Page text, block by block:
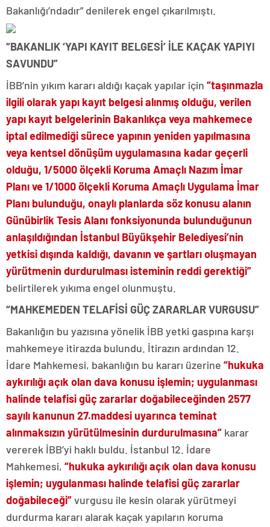
Bakanlığı’ndadır” denilerek engel çıkarılmıştı.
“BAKANLIK ‘YAPI KAYIT BELGESİ’ İLE KAÇAK YAPIYI
SAVUNDU”
İBB’nin yıkım kararı aldığı kaçak yapılar için “taşınmazla
ilgili olarak yapı kayıt belgesi alınmış olduğu, verilen
yapı kayıt belgelerinin Bakanlıkça veya mahkemece
iptal edilmediği sürece yapının yeniden yapılmasına
veya kentsel dönüşüm uygulamasına kadar geçerli
olduğu, 1/5000 ölçekli Koruma Amaçlı Nazım İmar
Planı ve 1/1000 ölçekli Koruma Amaçlı Uygulama İmar
Planı bulunduğu, onaylı planlarda söz konusu alanın
Günübirlik Tesis Alanı fonksiyonunda bulunduğunun
anlaşıldığından İstanbul Büyükşehir Belediyesi’nin
yetkisi dışında kaldığı, davanın ve şartları oluşmayan
yürütmenin durdurulması isteminin reddi gerektiği”
belirtilerek yıkıma engel olunmuştu.
“MAHKEMEDEN TELAFİSİ GÜÇ ZARARLAR VURGUSU”
Bakanlığın bu yazısına yönelik İBB yetki gaspına karşı
mahkemeye itirazda bulundu. İtirazın ardından 12.
İdare Mahkemesi, bakanlığın bu kararı üzerine “hukuka
aykırılığı açık olan dava konusu işlemin; uygulanması
halinde telafisi güç zararlar doğabileceğinden 2577
sayılı kanunun 27.maddesi uyarınca teminat
alınmaksızın yürütülmesinin durdurulmasına” karar
vererek İBB’yi haklı buldu. İstanbul 12. İdare
Mahkemesi, “hukuka aykırılığı açık olan dava konusu
işlemin; uygulanması halinde telafisi güç zararlar
doğabileceği”vurgusu ile kesin olarak yürütmeyi
durdurma kararı alarak kaçak yapıların koruma